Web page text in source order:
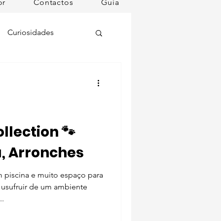
Contactos Guia
Curiosidades
Dog Spa
🐾
Arronches
piscina e muito espaço para
de um ambiente